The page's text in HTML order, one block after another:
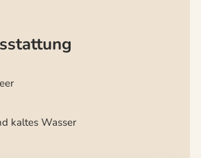
kaltes Wasser